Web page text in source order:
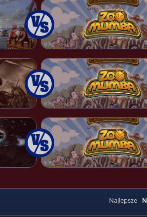
Najlepsze